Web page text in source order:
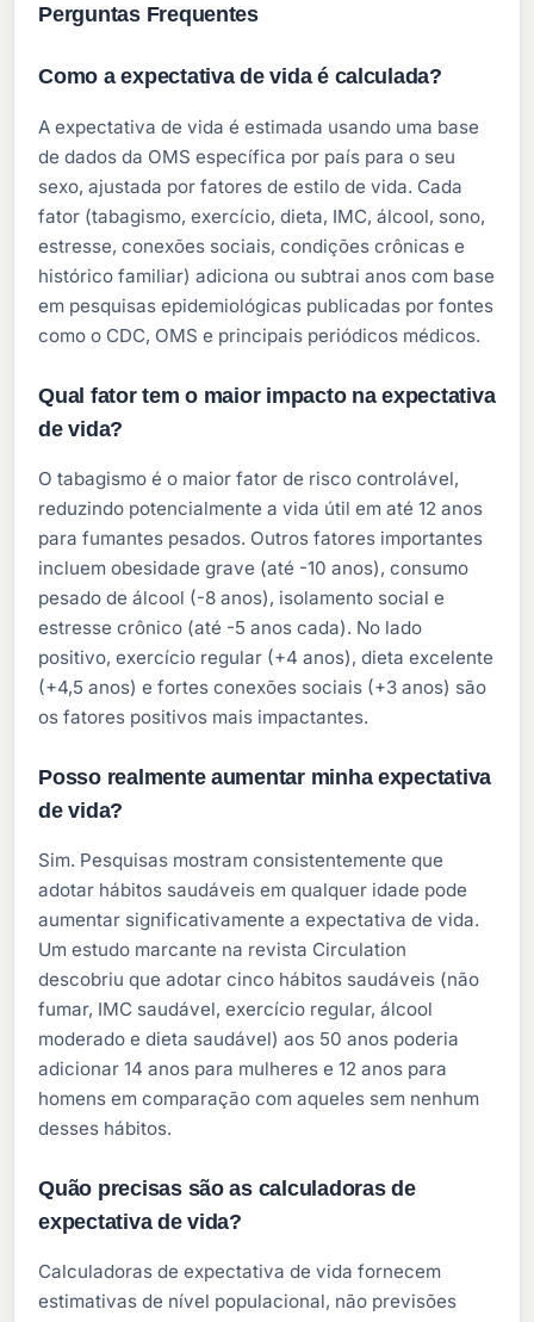
Perguntas Frequentes
Como a expectativa de vida é calculada?
A expectativa de vida é estimada usando uma base
de dados da OMS específica por país para o seu
sexo, ajustada por fatores de estilo de vida. Cada
fator (tabagismo, exercício, dieta, IMC, álcool, sono,
estresse, conexões sociais, condições crônicas e
histórico familiar) adiciona ou subtrai anos com base
em pesquisas epidemiológicas publicadas por fontes
como o CDC, OMS e principais periódicos médicos.
Qual fator tem o maior impacto na expectativa
de vida?
O tabagismo é o maior fator de risco controlável,
reduzindo potencialmente a vida útil em até 12 anos
para fumantes pesados. Outros fatores importantes
incluem obesidade grave (até -10 anos), consumo
pesado de álcool (-8 anos), isolamento social e
estresse crônico (até -5 anos cada). No lado
positivo, exercício regular (+4 anos), dieta excelente
(+4,5 anos) e fortes conexões sociais (+3 anos) são
os fatores positivos mais impactantes.
Posso realmente aumentar minha expectativa
de vida?
Sim. Pesquisas mostram consistentemente que
adotar hábitos saudáveis em qualquer idade pode
aumentar significativamente a expectativa de vida.
Um estudo marcante na revista Circulation
descobriu que adotar cinco hábitos saudáveis (não
fumar, IMC saudável, exercício regular, álcool
moderado e dieta saudável) aos 50 anos poderia
adicionar 14 anos para mulheres e 12 anos para
homens em comparação com aqueles sem nenhum
desses hábitos.
Quão precisas são as calculadoras de
expectativa de vida?
Calculadoras de expectativa de vida fornecem
estimativas de nível populacional, não previsões